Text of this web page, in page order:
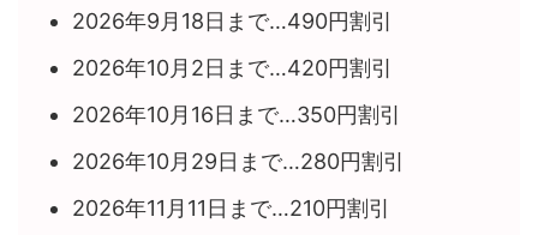
2026年9月18日まで…490円割引
2026年10月2日まで…420円割引
2026年10月16日まで…350円割引
2026年10月29日まで…280円割引
2026年11月11日まで…210円割引